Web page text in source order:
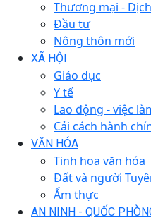
Thương mại -
Đầu tư
Nông thôn mới
XÃ HỘI
Giáo dục
Y tế
Lao động - việc
Cải cách hành
VĂN HÓA
Tinh hoa văn hóa
Đất và người
Ẩm thực
AN NINH - QUỐC